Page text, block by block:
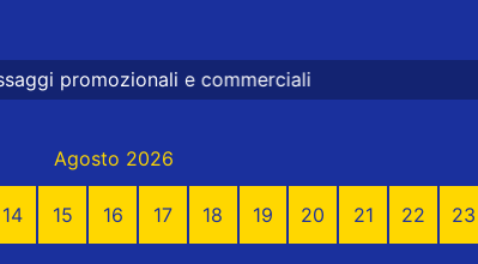
commerciali
Agosto 2026
14 15 16 17 18 19 20 21 22 23